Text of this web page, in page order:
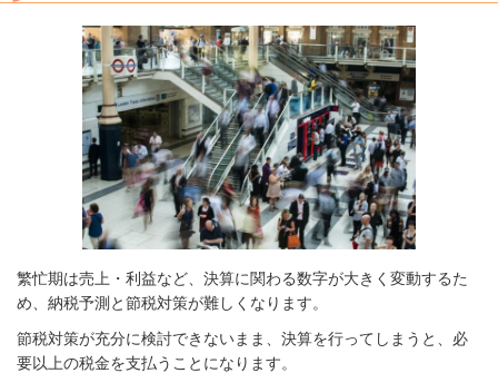
繁忙期は売上・利益など、決算に関わる数字が大きく変動するた
め、納税予測と節税対策が難しくなります。
節税対策が充分に検討できないまま、決算を行ってしまうと、必
要以上の税金を支払うことになります。